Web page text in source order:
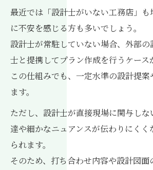
最近では「設計士がいない工務店」
に不安を感じる方も多いでしょう。
設計士が常駐していない場合、外部
士と提携してプラン作成を行うケース
この仕組みでも、一定水準の設計提
ます。
ただし、設計士が直接現場に関与し
達や細かなニュアンスが伝わりにくく
られます。
そのため、打ち合わせ内容や設計図面